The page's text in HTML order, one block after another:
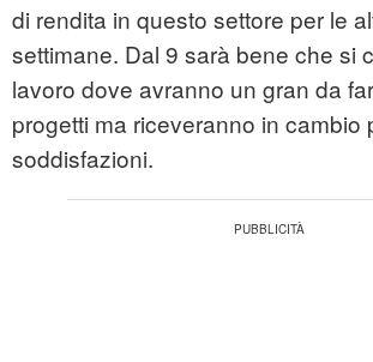
di rendita in questo settore per le
settimane. Dal 9 sarà bene che si
lavoro dove avranno un gran da
progetti ma riceveranno in cambio
soddisfazioni.